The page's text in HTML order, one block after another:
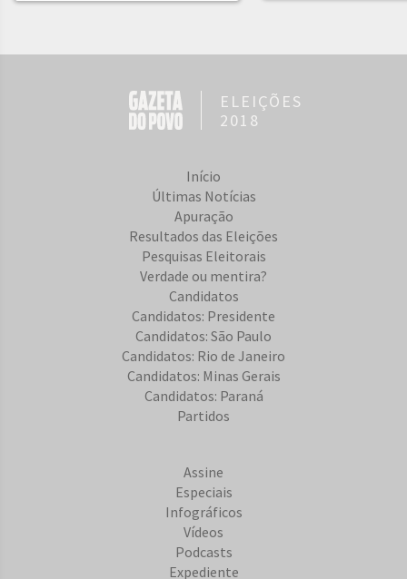
ELEIÇÕES
2018
Início
Últimas Notícias
Apuração
Resultados das Eleições
Pesquisas Eleitorais
Verdade ou mentira?
Candidatos
Candidatos: Presidente
Candidatos: São Paulo
Candidatos: Rio de Janeiro
Candidatos: Minas Gerais
Candidatos: Paraná
Partidos
Assine
Especiais
Infográficos
Vídeos
Podcasts
Expediente